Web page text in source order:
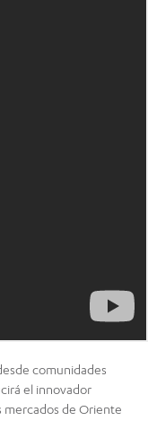
comunidades
el innovador
mercados de Oriente